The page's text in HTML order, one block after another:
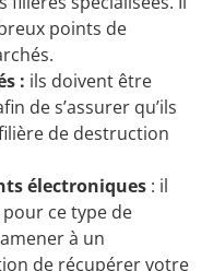
points de
: ils doivent être
de s’assurer qu’ils
de destruction
électroniques : il
ce type de
à un
de récupérer votre